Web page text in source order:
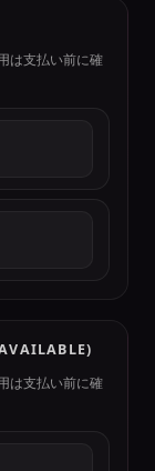
は支払い前に確
は支払い前に確